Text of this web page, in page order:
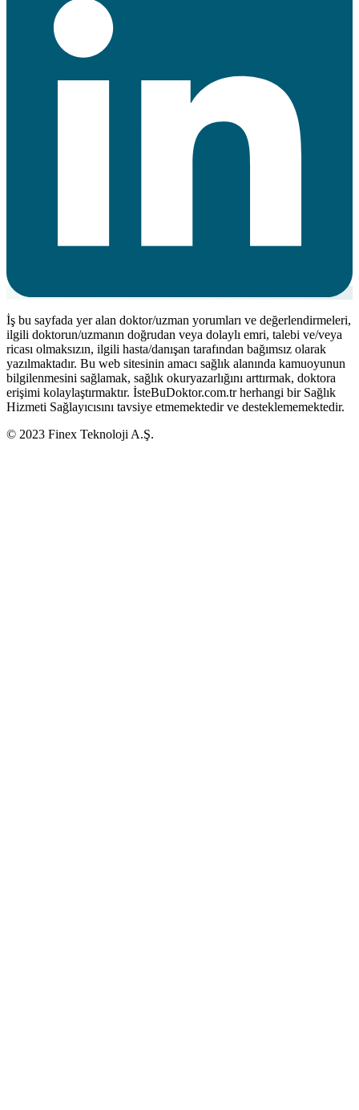
İş bu sayfada yer alan doktor/uzman yorumları ve değerlendirmeleri,
ilgili doktorun/uzmanın doğrudan veya dolaylı emri, talebi ve/veya
ricası olmaksızın, ilgili hasta/danışan tarafından bağımsız olarak
yazılmaktadır. Bu web sitesinin amacı sağlık alanında kamuoyunun
bilgilenmesini sağlamak, sağlık okuryazarlığını arttırmak, doktora
erişimi kolaylaştırmaktır. İsteBuDoktor.com.tr herhangi bir Sağlık
Hizmeti Sağlayıcısını tavsiye etmemektedir ve desteklememektedir.
© 2023 Finex Teknoloji A.Ş.